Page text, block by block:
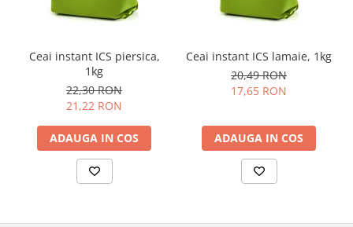
Ceai instant ICS piersica,
1kg
22,30 RON
21,22 RON
ADAUGA IN COS
Ceai instant ICS lamaie, 1kg
20,49 RON
17,65 RON
ADAUGA IN COS